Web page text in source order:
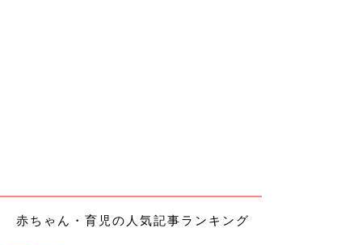
赤ちゃん・育児の人気記事ランキング